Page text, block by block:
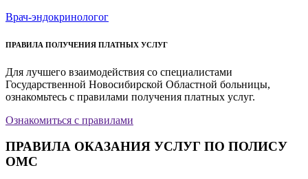
Врач-эндокринологог
ПРАВИЛА ПОЛУЧЕНИЯ ПЛАТНЫХ УСЛУГ
Для лучшего взаимодействия со специалистами
Государственной Новосибирской Областной больницы,
ознакомьтесь с правилами получения платных услуг.
Ознакомиться с правилами
ПРАВИЛА ОКАЗАНИЯ УСЛУГ ПО ПОЛИСУ
ОМС